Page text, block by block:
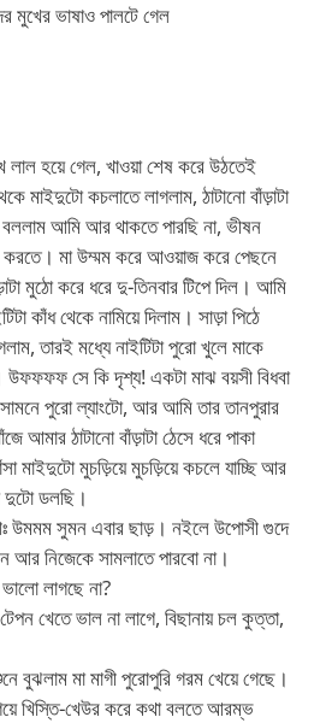
মুখের ভাষাও পালটে গেল
হয়ে গেল, খাওয়া শেষ করে উঠতেই
মাইদুটো কচলাতে লাগলাম, ঠাটানো বাঁড়াটা
বললাম আমি আর থাকতে পারছি না, ভীষন
মা উম্মম করে আওয়াজ করে পেছনে
মুঠো করে ধরে দু-তিনবার টিপে দিল। আমি
কাঁধ থেকে নামিয়ে দিলাম। সাড়া পিঠে
তারই মধ্যে নাইটিটা পুরো খুলে মাকে
উফফফফ সে কি দৃশ্য! একটা মাঝ বয়সী বিধবা
পুরো ল্যাংটো, আর আমি তার তানপুরার
আমার ঠাটানো বাঁড়াটা ঠেসে ধরে পাকা
মাইদুটো মুচড়িয়ে মুচড়িয়ে কচলে যাচ্ছি আর
দুটো ডলছি।
সুমন এবার ছাড়। নইলে উপোসী গুদে
আর নিজেকে সামলাতে পারবো না।
লাগছে না?
খেতে ভাল না লাগে, বিছানায় চল কুত্তা,
বুঝলাম মা মাগী পুরোপুরি গরম খেয়ে গেছে।
খিস্তি-খেউর করে কথা বলতে আরম্ভ